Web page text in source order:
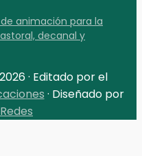
animación para la
decanal y
· Editado por el
· Diseñado por